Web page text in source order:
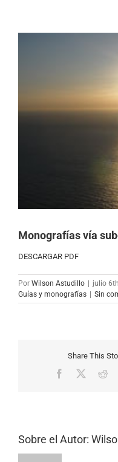
Monografías vía
DESCARGAR PDF
Por Wilson Astudillo julio
Guías y monografías
Sin
Share This
Facebook
Sobre el Autor: